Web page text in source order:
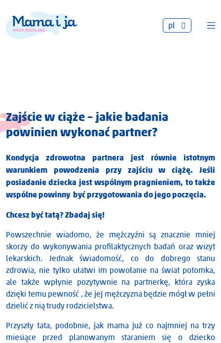
pl
Zajście w ciąże – jakie badania
powinien wykonać partner?
Kondycja zdrowotna partnera jest równie istotnym
warunkiem powodzenia przy zajściu w ciążę. Jeśli
posiadanie dziecka jest wspólnym pragnieniem, to także
wspólne powinny być przygotowania do jego poczęcia.
Chcesz być tatą? Zbadaj się!
Powszechnie wiadomo, że mężczyźni są znacznie mniej
skorzy do wykonywania profilaktycznych badań oraz wizyt
lekarskich. Jednak świadomość, co do dobrego stanu
zdrowia, nie tylko ułatwi im powołanie na świat potomka,
ale także wpłynie pozytywnie na partnerkę, która zyska
dzięki temu pewność , że jej mężczyzna będzie mógł w pełni
dzielić z nią trudy rodzicielstwa.
Przyszły tata, podobnie, jak mama już co najmniej na trzy
miesiące przed planowanym staraniem się o dziecko